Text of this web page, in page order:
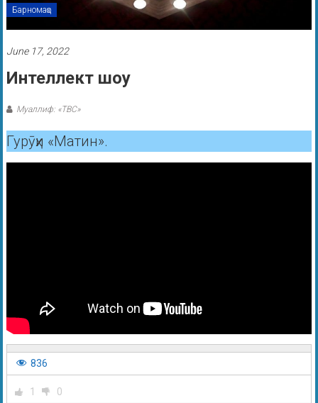
Барномаҳо
June 17, 2022
Интеллект шоу
Муаллиф: «ТВС»
Гурӯҳи «Матин».
836
1 0